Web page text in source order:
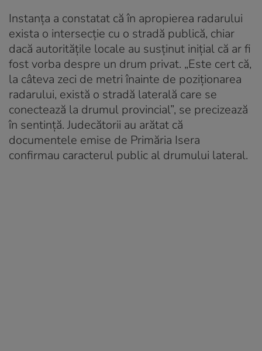
Instanța a constatat că în apropierea radarului
exista o intersecție cu o stradă publică, chiar
dacă autoritățile locale au susținut inițial că ar fi
fost vorba despre un drum privat. „Este cert că,
la câteva zeci de metri înainte de poziționarea
radarului, există o stradă laterală care se
conectează la drumul provincial”, se precizează
în sentință. Judecătorii au arătat că
documentele emise de Primăria Isera
confirmau caracterul public al drumului lateral.